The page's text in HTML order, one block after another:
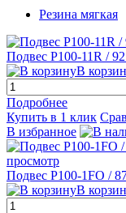
Резина мягкая
Подвес Р100-11R /
В
Подробнее
Купить в 1 клик
В избранное
просмотр
Подвес Р100-1FO /
В